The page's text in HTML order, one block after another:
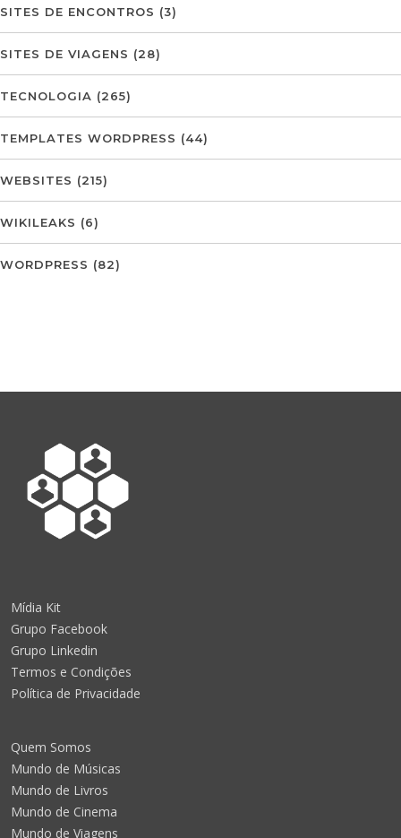
SITES DE ENCONTROS (3)
SITES DE VIAGENS (28)
TECNOLOGIA (265)
TEMPLATES WORDPRESS (44)
WEBSITES (215)
WIKILEAKS (6)
WORDPRESS (82)
Mídia Kit
Grupo Facebook
Grupo Linkedin
Termos e Condições
Política de Privacidade
Quem Somos
Mundo de Músicas
Mundo de Livros
Mundo de Cinema
Mundo de Viagens